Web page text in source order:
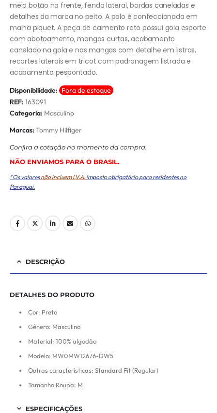
meio botão na frente, fenda lateral, bordas caneladas e
detalhes da marca no peito. A polo é confeccionada em
malha piquet. A peça de caimento reto possui gola esporte
com abotoamento, mangas curtas, acabamento
canelado na gola e nas mangas com detalhe em listras,
recortes laterais em tricot com padronagem listrada e
acabamento pespontado.
Disponibilidade: Fora de estoque
REF: 163091
Categoria: Masculino
Marcas: Tommy Hilfiger
Conﬁra a cotação no momento da compra.
NÃO ENVIAMOS PARA O BRASIL.
*Os valoresnão incluem I.V.A. imposto obrigatório para residentes no
Paraguai.
DESCRIÇÃO
DETALHES DO PRODUTO
Cor: Preto
Gênero: Masculino
Material: 100% algodão
Modelo: MW0MW12676-DW5
Outras características: Standard Fit (Regular)
Tamanho Roupa: M
ESPECIFICAÇÕES